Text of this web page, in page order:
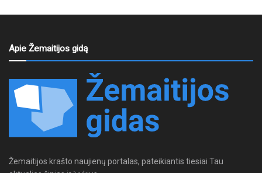
Apie Žemaitijos gidą
Žemaitijos krašto naujienų portalas, pateikiantis tiesiai Tau